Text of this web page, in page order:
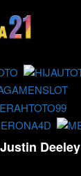
Justin Deeley